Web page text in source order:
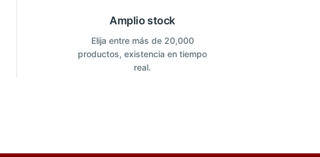
Amplio stock
Elija entre más de 20,000
productos, existencia en tiempo
real.